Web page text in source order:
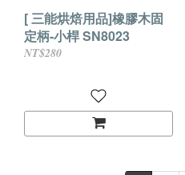
[ 三能烘焙用品]橡膠木固
定柄-小桿 SN8023
NT$280